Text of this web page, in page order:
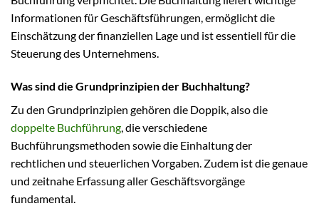
Informationen für Geschäftsführungen, ermöglicht die
Einschätzung der finanziellen Lage und ist essentiell für die
Steuerung des Unternehmens.
Was sind die Grundprinzipien der Buchhaltung?
Zu den Grundprinzipien gehören die Doppik, also die
doppelte Buchführung, die verschiedene
Buchführungsmethoden sowie die Einhaltung der
rechtlichen und steuerlichen Vorgaben. Zudem ist die genaue
und zeitnahe Erfassung aller Geschäftsvorgänge
fundamental.